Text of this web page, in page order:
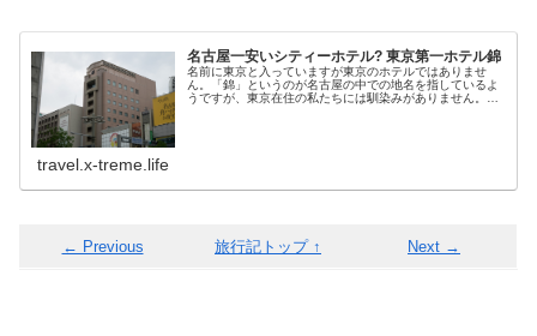
名古屋一安いシティーホテル? 東京第一ホテル錦
名前に東京と入っていますが東京のホテルではありませ
ん。「錦」というのが名古屋の中での地名を指しているよ
うですが、東京在住の私たちには馴染みがありません。こ
travel.x-treme.life
← Previous 旅行記トップ ↑ Next →